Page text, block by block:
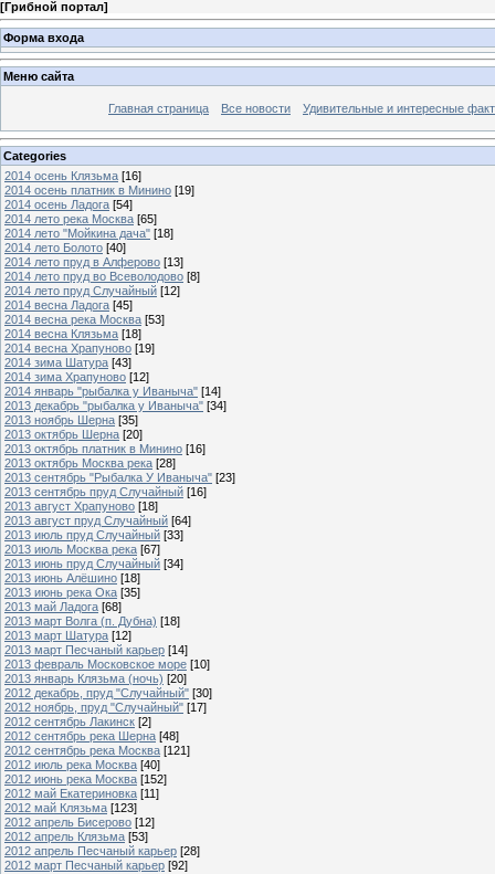
[Грибной портал]
Форма входа
Меню сайта
Главная страница Все новости Удивительные и интересные
Categories
2014 осень Клязьма [16]
2014 осень платник в Минино [19]
2014 осень Ладога [54]
2014 лето река Москва [65]
2014 лето "Мойкина дача" [18]
2014 лето Болото [40]
2014 лето пруд в Алферово [13]
2014 лето пруд во Всеволодово [8]
2014 лето пруд Случайный [12]
2014 весна Ладога [45]
2014 весна река Москва [53]
2014 весна Клязьма [18]
2014 весна Храпуново [19]
2014 зима Шатура [43]
2014 зима Храпуново [12]
2014 январь "рыбалка у Иваныча" [14]
2013 декабрь "рыбалка у Иваныча" [34]
2013 ноябрь Шерна [35]
2013 октябрь Шерна [20]
2013 октябрь платник в Минино [16]
2013 октябрь Москва река [28]
2013 сентябрь "Рыбалка У Иваныча" [23]
2013 сентябрь пруд Случайный [16]
2013 август Храпуново [18]
2013 август пруд Случайный [64]
2013 июль пруд Случайный [33]
2013 июль Москва река [67]
2013 июнь пруд Случайный [34]
2013 июнь Алёшино [18]
2013 июнь река Ока [35]
2013 май Ладога [68]
2013 март Волга (п. Дубна) [18]
2013 март Шатура [12]
2013 март Песчаный карьер [14]
2013 февраль Московское море [10]
2013 январь Клязьма (ночь) [20]
2012 декабрь, пруд "Случайный" [30]
2012 ноябрь, пруд "Случайный" [17]
2012 сентябрь Лакинск [2]
2012 сентябрь река Шерна [48]
2012 сентябрь река Москва [121]
2012 июль река Москва [40]
2012 июнь река Москва [152]
2012 май Екатериновка [11]
2012 май Клязьма [123]
2012 апрель Бисерово [12]
2012 апрель Клязьма [53]
2012 апрель Песчаный карьер [28]
2012 март Песчаный карьер [92]